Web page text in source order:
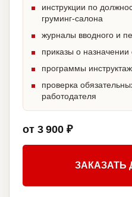
инструкции по
груминг-салона
журналы вводного и
приказы о назначении
программы
проверка
работодателя
от 3 900 ₽
ЗАКАЗАТЬ